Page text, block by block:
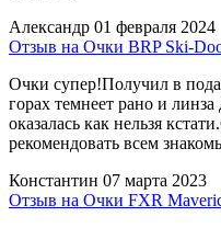
Александр 01 февраля 2024
Отзыв на Очки BRP Ski-
Очки супер!Получил в
горах темнеет рано и
оказалась как нельзя
рекомендовать всем
Константин 07 марта 2023
Отзыв на Очки FXR